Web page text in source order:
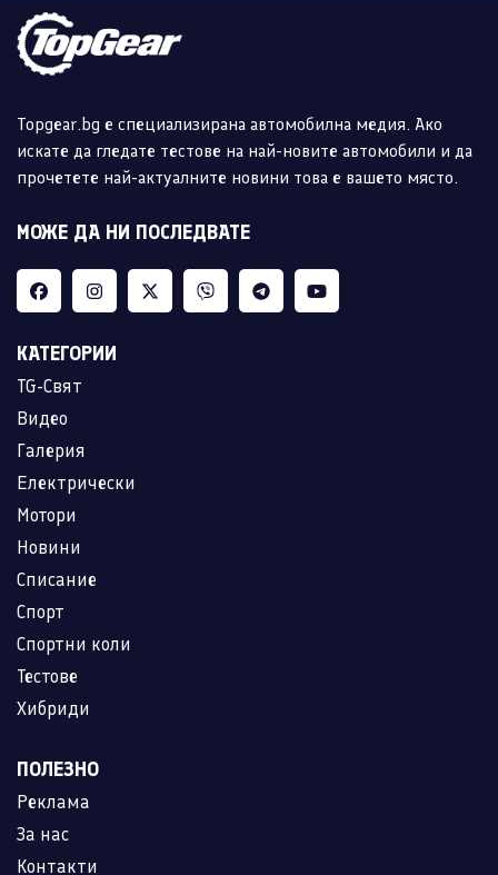
Topgear.bg е специализирана автомобилна медия. Ако
искате да гледате тестове на най-новите автомобили и да
прочетете най-актуалните новини това е вашето място.
МОЖЕ ДА НИ ПОСЛЕДВАТЕ
КАТЕГОРИИ
TG-Свят
Видео
Галерия
Електрически
Мотори
Новини
Списание
Спорт
Спортни коли
Тестове
Хибриди
ПОЛЕЗНО
Реклама
За нас
Контакти